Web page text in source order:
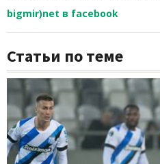
bigmir)net в facebook
Статьи по теме